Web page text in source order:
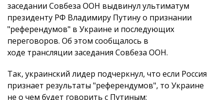
заседании Совбеза ООН выдвинул ультиматум
президенту РФ Владимиру Путину о признании
"референдумов" в Украине и последующих
переговоров. Об этом сообщалось в
ходе трансляции заседания Совбеза ООН.
Так, украинский лидер подчеркнул, что если Россия
признает результаты "референдумов", то Украине
не о чем будет говорить с Путиным: